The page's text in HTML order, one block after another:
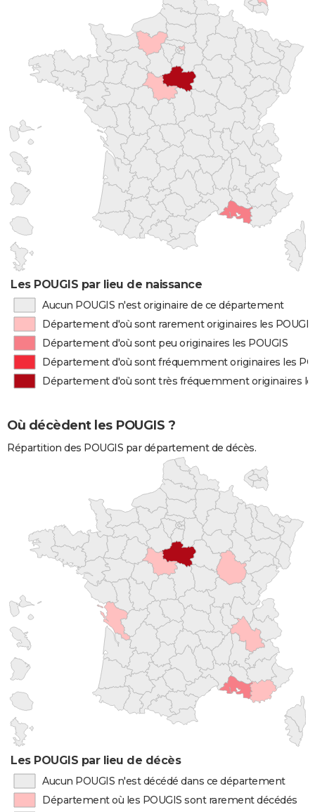
Les POUGIS par lieu de naissance
Aucun POUGIS n'est originaire de ce département
Département d'où sont rarement originaires les POUGIS
Département d'où sont peu originaires les POUGIS
Département d'où sont fréquemment originaires les
Département d'où sont très fréquemment originaires
Où décèdent les POUGIS ?
Répartition des POUGIS par département de décès.
Les POUGIS par lieu de décès
Aucun POUGIS n'est décédé dans ce département
Département où les POUGIS sont rarement décédés